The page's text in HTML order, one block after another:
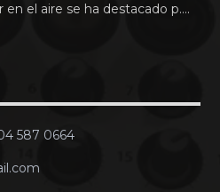
el aire se ha destacado p....
587 0664